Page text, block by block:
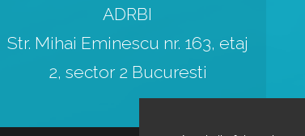
ADRBI
Str. Mihai Eminescu nr. 163, etaj
2, sector 2 Bucuresti